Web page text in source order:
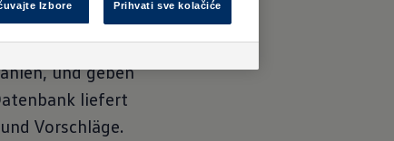
zum
Adresse oder
und geben
liefert
Vorschläge.
Izbore Prihvati sve kolačiće